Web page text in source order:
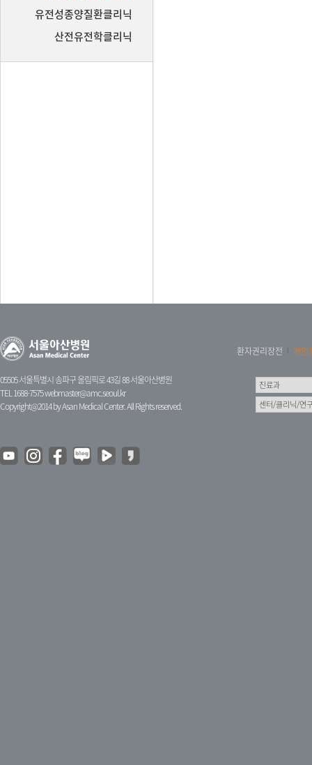
유전성종양질환클리닉
산전유전학클리닉
05505 서울특별시 송파구 올림픽로 43길 88 서울아산병원
TEL 1688-7575webmaster@amc.seoul.kr
Copyright@2014 by Asan Medical Center. All Rights reserved.
환자권리장전 개인